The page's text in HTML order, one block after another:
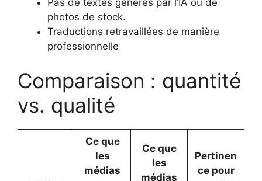
photos de stock.
Traductions retravaillées de manière
professionnelle
Comparaison : quantité
vs. qualité
Ce que
les
médias
Ce que
les
médias
Pertinen
ce pour